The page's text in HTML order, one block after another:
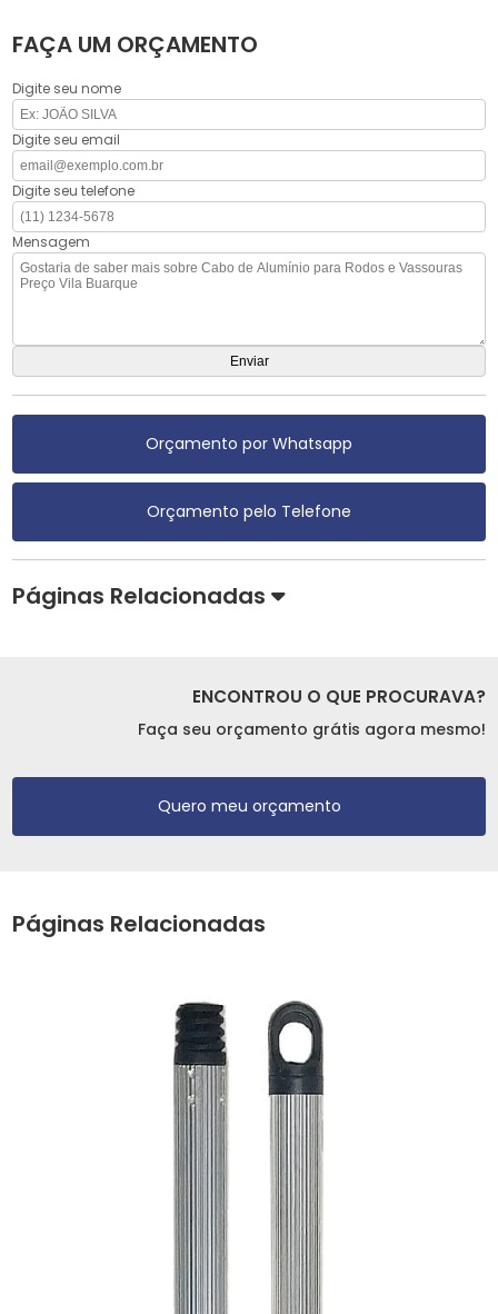
FAÇA UM ORÇAMENTO
Digite seu nome
Digite seu email
Digite seu telefone
Mensagem
Orçamento por Whatsapp
Orçamento pelo Telefone
Páginas Relacionadas
ENCONTROU O QUE PROCURAVA?
Faça seu orçamento grátis agora mesmo!
Quero meu orçamento
Páginas Relacionadas